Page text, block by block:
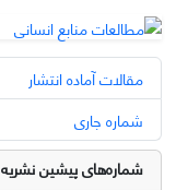
مقالات آماده انتشار
شماره جاری
شماره‌های پیشین نشریه